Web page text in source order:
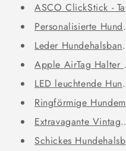
ASCO ClickStick -
Personalisierte
Leder
Apple AirTag Halter
LED leuchtende
Ringförmige
Extravagante
Schickes